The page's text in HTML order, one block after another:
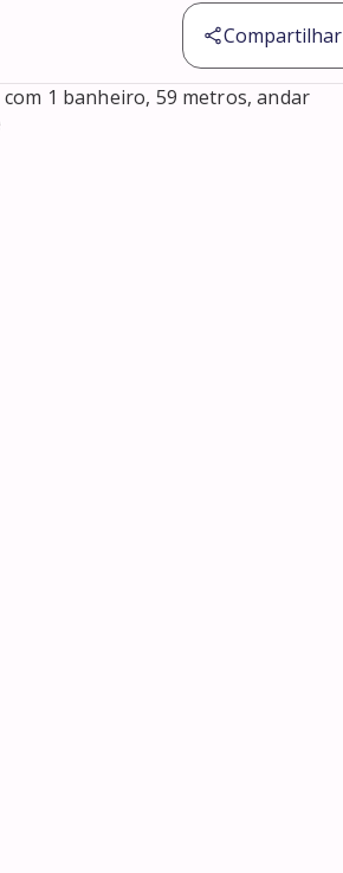
Compartilhar
1 banheiro, 59 metros, andar